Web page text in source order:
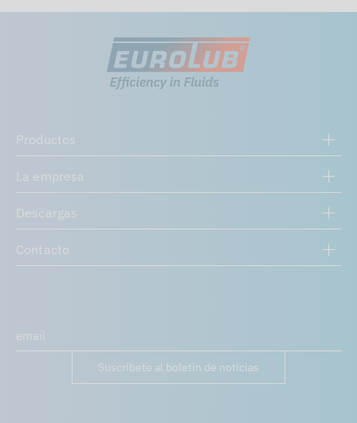
Productos
La empresa
Descargas
Contacto
Suscríbete al boletín de noticias